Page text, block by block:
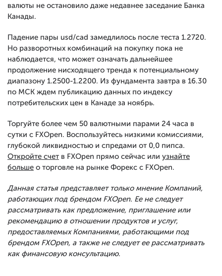
валюты не остановило даже недавнее заседание Банка
Канады.
Падение пары usd/cad замедлилось после теста 1.2720.
Но разворотных комбинаций на покупку пока не
наблюдается, что может означать дальнейшее
продолжение нисходящего тренда к потенциальному
диапазону 1.2500-1.2200. Из фундамента завтра в 16.30
по МСК ждем публикацию данных по индексу
потребительских цен в Канаде за ноябрь.
Торгуйте более чем 50 валютными парами 24 часа в
сутки с FXOpen. Воспользуйтесь низкими комиссиями,
глубокой ликвидностью и спредами от 0,0 пипса.
Откройте счет в FXOpen прямо сейчас или узнайте
больше о торговле на рынке Форекс с FXOpen.
Данная статья представляет только мнение Компаний,
работающих под брендом FXOpen. Ее не следует
рассматривать как предложение, приглашение или
рекомендацию в отношении продуктов и услуг,
предоставляемых Компаниями, работающими под
брендом FXOpen, а также не следует ее рассматривать
как финансовую консультацию.